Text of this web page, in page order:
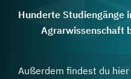
Hunderte Studiengänge
Agrarwissenschaft
Außerdem findest du